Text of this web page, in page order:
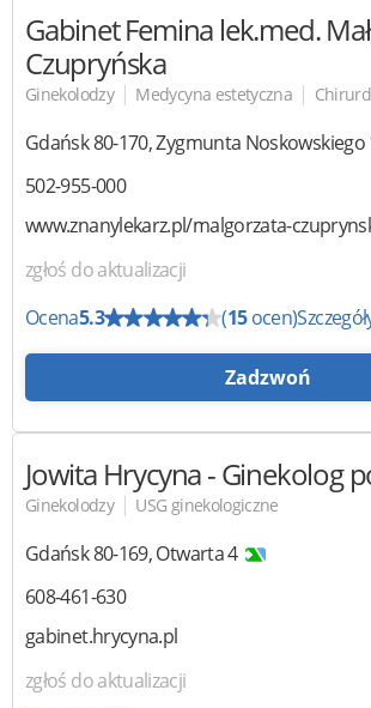
Gabinet Femina lek.med.
Czupryńska
Ginekolodzy | Medycyna estetyczna |
Gdańsk80-170,Zygmunta Noskowskiego
502-955-000
www.znanylekarz.pl/malgorzata-
zgłoś do aktualizacji
Ocena5.3 (15ocen)
Zadzwoń
Jowita Hrycyna- Ginekolog
Ginekolodzy | USG ginekologiczne
Gdańsk80-169,Otwarta 4
608-461-630
gabinet.hrycyna.pl
zgłoś do aktualizacji